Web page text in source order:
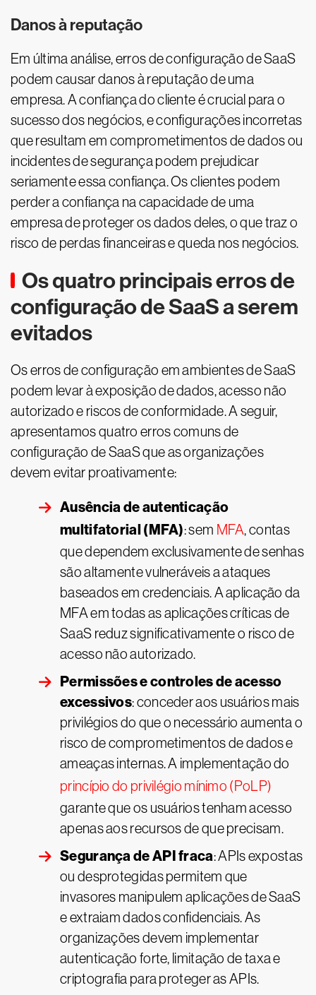
Danos à reputação
Em última análise, erros de configuração de SaaS
podem causar danos à reputação de uma
empresa. A confiança do cliente é crucial para o
sucesso dos negócios, e configurações incorretas
que resultam em comprometimentos de dados ou
incidentes de segurança podem prejudicar
seriamente essa confiança. Os clientes podem
perder a confiança na capacidade de uma
empresa de proteger os dados deles, o que traz o
risco de perdas financeiras e queda nos negócios.
Os quatro principais erros de
configuração de SaaS a serem
evitados
Os erros de configuração em ambientes de SaaS
podem levar à exposição de dados, acesso não
autorizado e riscos de conformidade. A seguir,
apresentamos quatro erros comuns de
configuração de SaaS que as organizações
devem evitar proativamente:
Ausência de autenticação
multifatorial (MFA): sem MFA, contas
que dependem exclusivamente de senhas
são altamente vulneráveis a ataques
baseados em credenciais. A aplicação da
MFA em todas as aplicações críticas de
SaaS reduz significativamente o risco de
acesso não autorizado.
Permissões e controles de acesso
excessivos: conceder aos usuários mais
privilégios do que o necessário aumenta o
risco de comprometimentos de dados e
ameaças internas. A implementação do
princípio do privilégio mínimo (PoLP)
garante que os usuários tenham acesso
apenas aos recursos de que precisam.
Segurança de API fraca: APIs expostas
ou desprotegidas permitem que
invasores manipulem aplicações de SaaS
e extraiam dados confidenciais. As
organizações devem implementar
autenticação forte, limitação de taxa e
criptografia para proteger as APIs.